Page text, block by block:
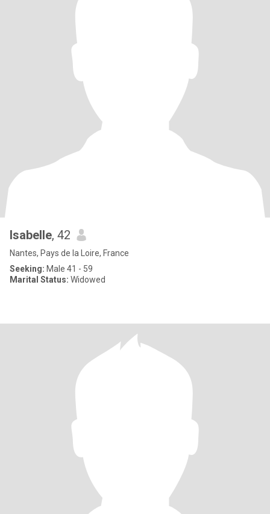
Isabelle, 42
Nantes, Pays de la Loire, France
Seeking: Male 41 - 59
Marital Status: Widowed